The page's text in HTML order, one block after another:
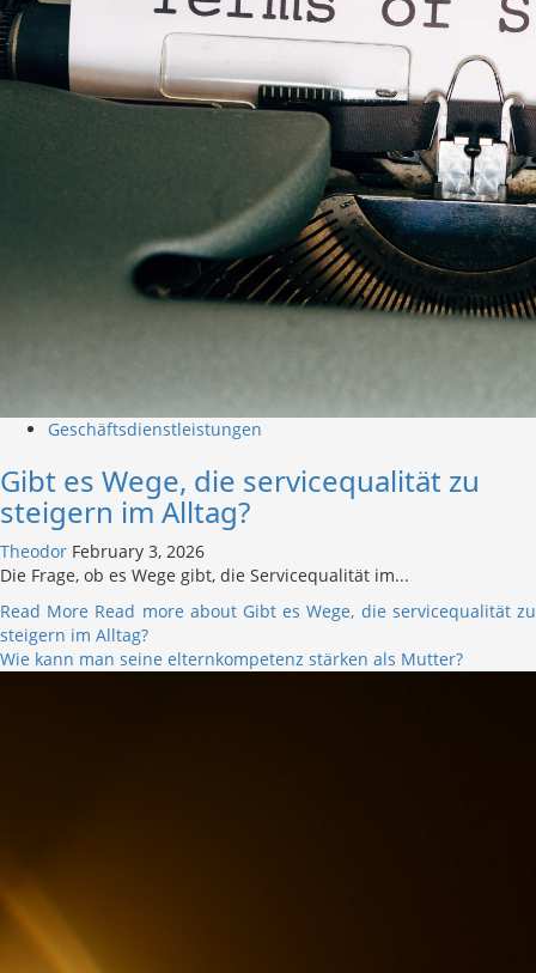
Geschäftsdienstleistungen
Gibt es Wege, die servicequalität zu
steigern im Alltag?
Theodor February 3, 2026
Die Frage, ob es Wege gibt, die Servicequalität im...
Read More Read more about Gibt es Wege, die servicequalität zu
steigern im Alltag?
Wie kann man seine elternkompetenz stärken als Mutter?